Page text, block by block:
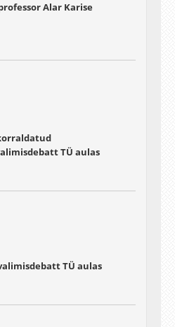
Alar Karise
TÜ aulas
TÜ aulas